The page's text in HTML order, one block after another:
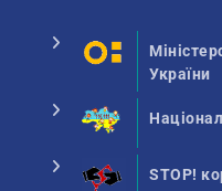
України
STOP!